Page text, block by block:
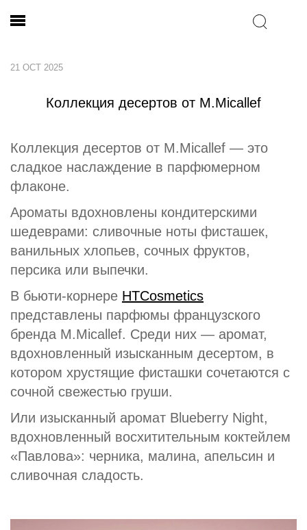
21 OCT 2025
Коллекция десертов от M.Micallef
Коллекция десертов от M.Micallef — это
сладкое наслаждение в парфюмерном
флаконе.
Ароматы вдохновлены кондитерскими
шедеврами: сливочные ноты фисташек,
ванильных хлопьев, сочных фруктов,
персика или выпечки.
В бьюти-корнере HTCosmetics
представлены парфюмы французского
бренда M.Micallef. Среди них — аромат,
вдохновленный изысканным десертом, в
котором хрустящие фисташки сочетаются с
сочной свежестью груши.
Или изысканный аромат Blueberry Night,
вдохновленный восхитительным коктейлем
«Павлова»: черника, малина, апельсин и
сливочная сладость.